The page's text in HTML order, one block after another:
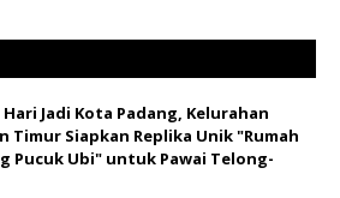
Jadi Kota Padang, Kelurahan
Timur Siapkan Replika Unik "Rumah
Pucuk Ubi" untuk Pawai Telong-